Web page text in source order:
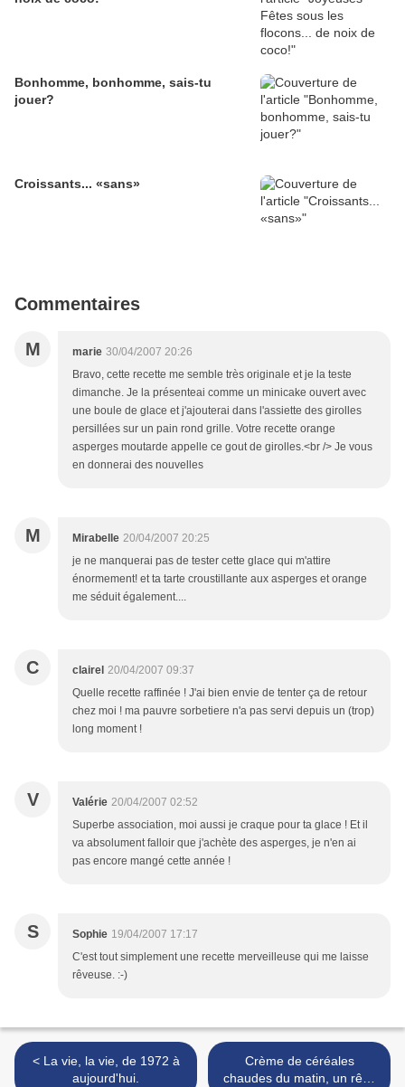
Bonhomme, bonhomme, sais-tu
jouer?
Croissants... «sans»
Commentaires
M marie 30/04/2007 20:26
Bravo, cette recette me semble très originale et je la teste
dimanche. Je la présenteai comme un minicake ouvert avec
une boule de glace et j'ajouterai dans l'assiette des girolles
persillées sur un pain rond grille. Votre recette orange
asperges moutarde appelle ce gout de girolles.<br /> Je vous
en donnerai des nouvelles
M Mirabelle 20/04/2007 20:25
je ne manquerai pas de tester cette glace qui m'attire
énormement! et ta tarte croustillante aux asperges et orange
me séduit également....
C clairel 20/04/2007 09:37
Quelle recette raffinée ! J'ai bien envie de tenter ça de retour
chez moi ! ma pauvre sorbetiere n'a pas servi depuis un (trop)
long moment !
V Valérie 20/04/2007 02:52
Superbe association, moi aussi je craque pour ta glace ! Et il
va absolument falloir que j'achète des asperges, je n'en ai
pas encore mangé cette année !
S Sophie 19/04/2007 17:17
C'est tout simplement une recette merveilleuse qui me laisse
rêveuse. :-)
< La vie, la vie, de 1972 à
aujourd'hui.
Crème de céréales
chaudes du matin, un rêve